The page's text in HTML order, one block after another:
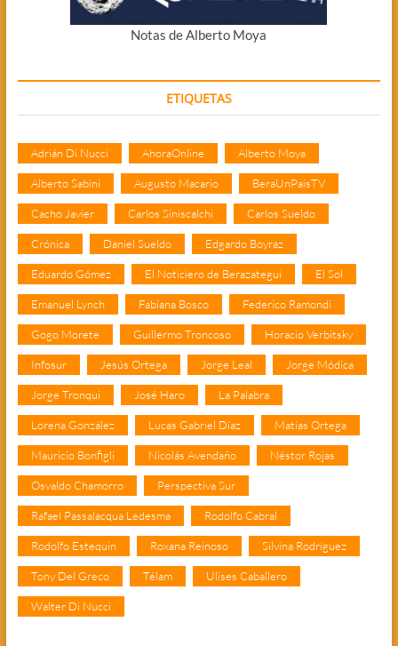
Notas de Alberto Moya
ETIQUETAS
Adrián Di Nucci AhoraOnline Alberto Moya
Alberto Sabini Augusto Macario BeraUnPaisTV
Cacho Javier Carlos Siniscalchi Carlos Sueldo
Crónica Daniel Sueldo Edgardo Boyraz
Eduardo Gómez El Noticiero de Berazategui El Sol
Emanuel Lynch Fabiana Bosco Federico Ramondi
Gogo Morete Guillermo Troncoso Horacio Verbitsky
Infosur Jesús Ortega Jorge Leal Jorge Módica
Jorge Tronqui José Haro La Palabra
Lorena González Lucas Gabriel Díaz Matías Ortega
Mauricio Bonfigli Nicolás Avendaño Néstor Rojas
Osvaldo Chamorro Perspectiva Sur
Rafael Passalacqua Ledesma Rodolfo Cabral
Rodolfo Estequin Roxana Reinoso Silvina Rodríguez
Tony Del Greco Télam Ulises Caballero
Walter Di Nucci